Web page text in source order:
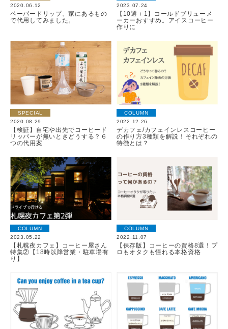
2020.06.12
ペーパードリップ、家にあるもの
で代用してみました。
2023.07.24
【10選＋1】コールドブリューメ
ーカーおすすめ。アイスコーヒー
作りに
SPECIAL
2020.08.29
【検証】自宅や出先でコーヒード
リッパーが無いときどうする？６
つの代用案
COLUMN
2022.12.26
デカフェ/カフェインレスコーヒー
の作り方3種類を解説！それぞれの
特徴とは？
COLUMN
2023.05.22
【札幌夜カフェ】コーヒー屋さん
特集②【18時以降営業・駐車場有
り】
COLUMN
2022.11.07
【保存版】コーヒーの資格8選！プ
ロもオタクも憧れる本格資格